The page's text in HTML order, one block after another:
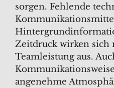
sorgen. Fehlende
Zeitdruck wirken sich
Teamleistung aus.
angenehme